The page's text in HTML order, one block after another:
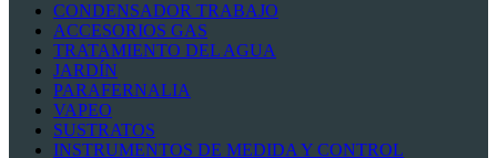
CONDENSADOR TRABAJO
ACCESORIOS GAS
TRATAMIENTO DEL AGUA
JARDÍN
PARAFERNALIA
VAPEO
SUSTRATOS
INSTRUMENTOS DE MEDIDA Y CONTROL